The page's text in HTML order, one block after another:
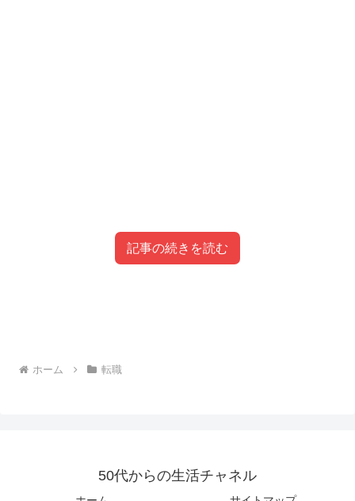
記事の続きを読む
採用したのに、求人を取り下げていない
2.企業紹介文が長くてＰＲがしつこいし給料のレ
ろ。面接官があがって顔が真っ赤な時がありました。
ホーム 転職
50代からの生活チャネル